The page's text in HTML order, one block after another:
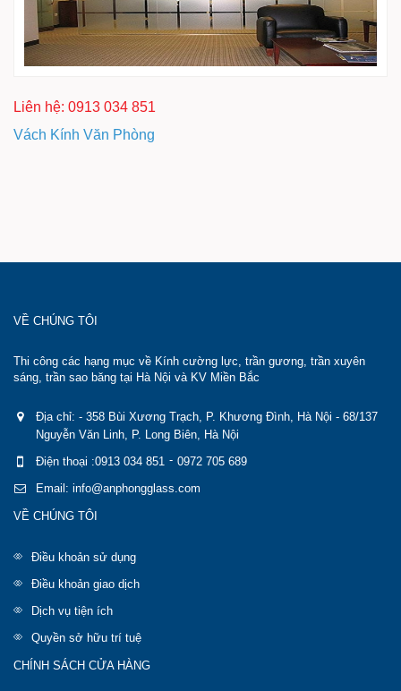
Liên hệ: 0913 034 851
Vách Kính Văn Phòng
VỀ CHÚNG TÔI
Thi công các hạng mục về Kính cường lực, trần gương, trần xuyên
sáng, trần sao băng tại Hà Nội và KV Miền Bắc
Địa chỉ: - 358 Bùi Xương Trạch, P. Khương Đình, Hà Nội - 68/137
Nguyễn Văn Linh, P. Long Biên, Hà Nội
Điện thoại :0913 034 851 - 0972 705 689
Email: info@anphongglass.com
VỀ CHÚNG TÔI
Điều khoản sử dụng
Điều khoản giao dịch
Dịch vụ tiện ích
Quyền sở hữu trí tuệ
CHÍNH SÁCH CỬA HÀNG